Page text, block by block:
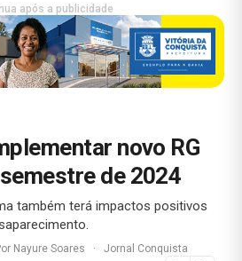
após a publicidade
novo RG
de 2024
também terá impactos positivos
Nayure Soares · Jornal Conquista